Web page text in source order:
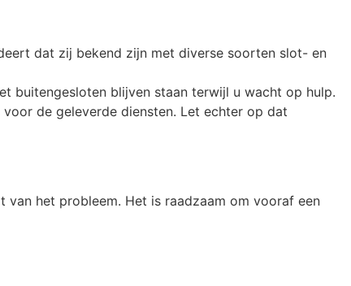
dat zij bekend zijn met diverse soorten slot- en
buitengesloten blijven staan terwijl u wacht op hulp.
de geleverde diensten. Let echter op dat
het probleem. Het is raadzaam om vooraf een